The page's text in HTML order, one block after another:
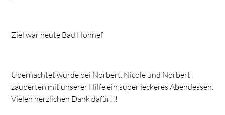
Ziel war heute Bad Honnef
Übernachtet wurde bei Norbert. Nicole und Norbert
zauberten mit unserer Hilfe ein super leckeres Abendessen.
Vielen herzlichen Dank dafür!!!